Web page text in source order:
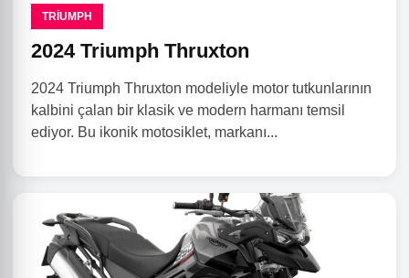
TRIUMPH
2024 Triumph Thruxton
2024 Triumph Thruxton modeliyle motor tutkunlarının
kalbini çalan bir klasik ve modern harmanı temsil
ediyor. Bu ikonik motosiklet, markanı...